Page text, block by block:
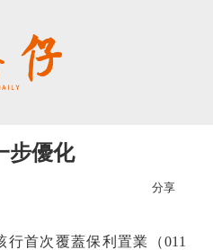
步優化
分享
首次覆蓋保利置業（011